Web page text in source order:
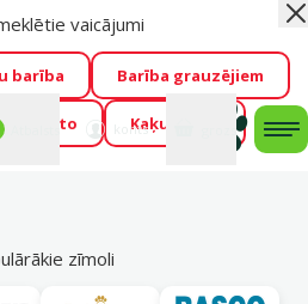
lieliskas cenas mīluļu TOP
piedāvājumu!
Varbūt tieši Tavs mīlulis
→Piedalīties
Mans
konts
vaicājumi
barība Barība grauzējiem
Foresto Kaķu mājas
zīmoli